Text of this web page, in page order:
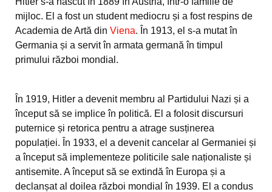
mijloc. El a fost un student mediocru și a fost respins de
Academia de Artă din Viena. În 1913, el s-a mutat în
Germania și a servit în armata germană în timpul
primului război mondial.
În 1919, Hitler a devenit membru al Partidului Nazi și a
început să se implice în politică. El a folosit discursuri
puternice și retorica pentru a atrage susținerea
populației. În 1933, el a devenit cancelar al Germaniei și
a început să implementeze politicile sale naționaliste și
antisemite. A început să se extindă în Europa și a
declanșat al doilea război mondial în 1939. El a condus